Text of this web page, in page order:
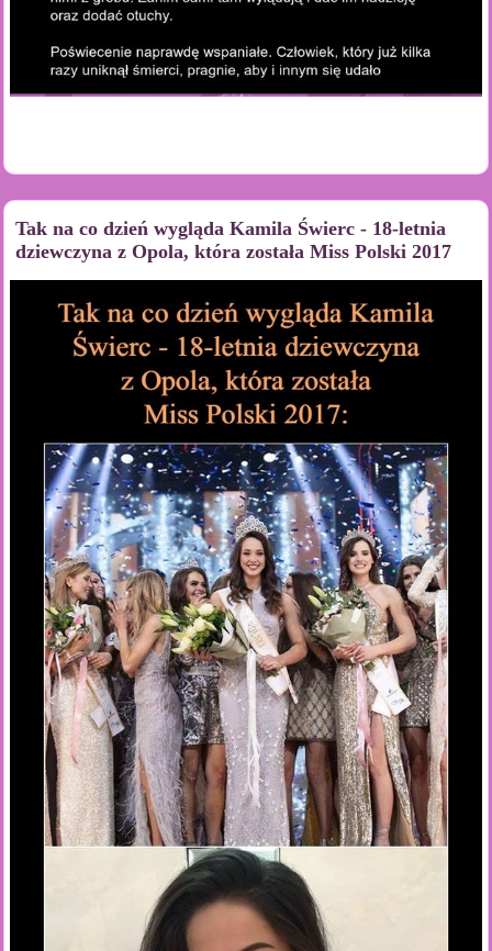
Tak na co dzień wygląda Kamila Świerc - 18-letnia
dziewczyna z Opola, która została Miss Polski 2017